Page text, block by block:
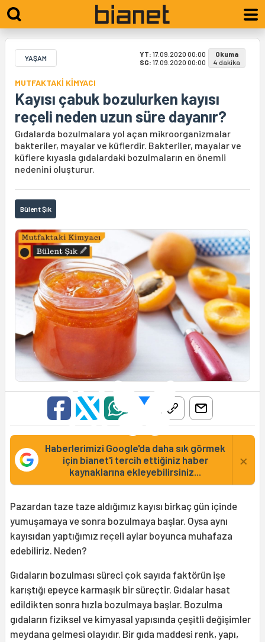
YAŞAM YT: 17.09.2020 00:00
SG: 17.09.2020 00:00
Okuma
4 dakika
MUTFAKTAKİ KİMYACI
Kayısı çabuk bozulurken kayısı
reçeli neden uzun süre dayanır?
Gıdalarda bozulmalara yol açan mikroorganizmalar
bakteriler, mayalar ve küflerdir. Bakteriler, mayalar ve
küflere kıyasla gıdalardaki bozulmaların en önemli
nedenini oluşturur.
Bülent Şık
Haberlerimizi Google'da daha sık görmek
için bianet'i tercih ettiğiniz haber
kaynaklarına ekleyebilirsiniz...
×
Pazardan taze taze aldığımız kayısı birkaç gün içinde
yumuşamaya ve sonra bozulmaya başlar. Oysa aynı
kayısıdan yaptığımız reçeli aylar boyunca muhafaza
edebiliriz. Neden?
Gıdaların bozulması süreci çok sayıda faktörün işe
karıştığı epeyce karmaşık bir süreçtir. Gıdalar hasat
edildikten sonra hızla bozulmaya başlar. Bozulma
gıdaların fiziksel ve kimyasal yapısında çeşitli değişimler
meydana gelmesi olayıdır. Bir gıda maddesi renk, yapı,